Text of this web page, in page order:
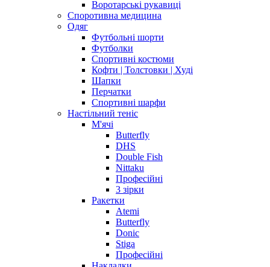
Воротарські рукавиці
Споротивна медицина
Одяг
Футбольні шорти
Футболки
Спортивні костюми
Кофти | Толстовки | Худі
Шапки
Перчатки
Спортивні шарфи
Настільний теніс
М'ячі
Butterfly
DHS
Double Fish
Nittaku
Професійні
3 зірки
Ракетки
Atemi
Butterfly
Donic
Stiga
Професійні